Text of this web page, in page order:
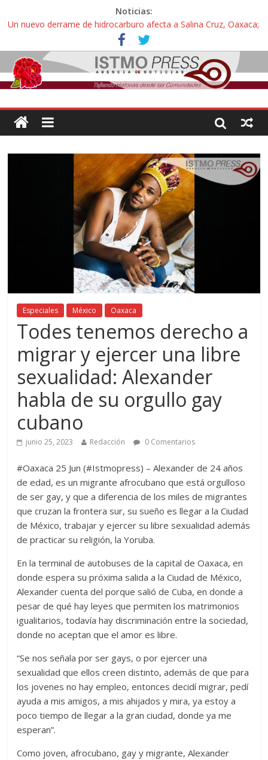
Noticias:
Un nuevo derrame de hidrocarburo afecta a Salina Cruz, Oaxaca;
ahora pescadores de Salinas del Marqués denuncian daños de
Pemex
Ángel, el joven autista expulsado por la Universidad Bienestar de
Ixtepec, Oaxaca vuelve a las aulas tras amparo
Familiares de periodista Alejandro Leyva se reúnen con titular de
intelectuales de su asesinato
Alertan pescadores de Juchitán, Oaxaca de nuevo despojo de su
Pescadores y comuneros ikoots detienen la extracción ilegal de
material pétreo de gravera Oyamel
Especiales México Oaxaca
Todes tenemos derecho a
migrar y ejercer una libre
sexualidad: Alexander
habla de su orgullo gay
cubano
junio 25, 2023 Redacción 0 Comentarios
#Oaxaca 25 Jun (#Istmopress) – Alexander de 24 años
de edad, es un migrante afrocubano que está orgulloso
de ser gay, y que a diferencia de los miles de migrantes
que cruzan la frontera sur, su sueño es llegar a la Ciudad
de México, trabajar y ejercer su libre sexualidad además
de practicar su religión, la Yoruba.
En la terminal de autobuses de la capital de Oaxaca, en
donde espera su próxima salida a la Ciudad de México,
Alexander cuenta del porque salió de Cuba, en donde a
pesar de qué hay leyes que permiten los matrimonios
igualitarios, todavía hay discriminación entre la sociedad,
donde no aceptan que el amor es libre.
“Se nos señala por ser gays, o por ejercer una
sexualidad que ellos creen distinto, además de que para
los jovenes no hay empleo, entonces decidí migrar, pedí
ayuda a mis amigos, a mis ahijados y mira, ya estoy a
poco tiempo de llegar a la gran ciudad, donde ya me
esperan”.
Como joven, afrocubano, gay y migrante, Alexander